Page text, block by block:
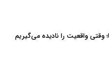
وقتی واقعیت را نادیده می‌گیریم